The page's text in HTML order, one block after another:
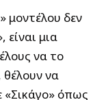
μοντέλου δεν
είναι μια
να το
να
«Σικάγο» όπως